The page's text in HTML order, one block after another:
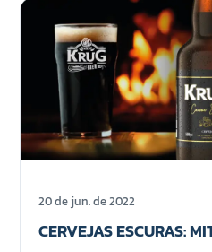
20 de jun. de 2022
CERVEJAS ESCURAS: